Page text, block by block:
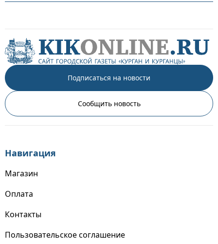
Подписаться на новости
Сообщить новость
Навигация
Магазин
Оплата
Контакты
Пользовательское соглашение